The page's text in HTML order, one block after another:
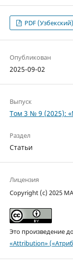
PDF (Узбекский)
Опубликован
2025-09-02
Выпуск
Том 3 № 9 (2025):
Раздел
Статьи
Лицензия
Copyright (c) 2025
Это произведение
«Attribution»